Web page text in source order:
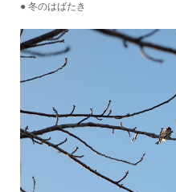
● 冬のはばたき